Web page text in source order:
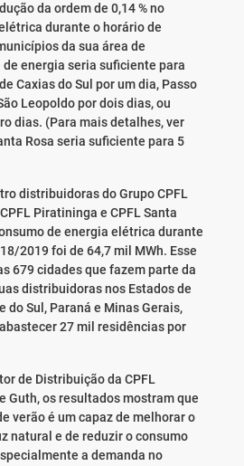
da ordem de 0,14 % no
durante o horário de
da sua área de
de energia seria suficiente para
Caxias do Sul por um dia, Passo
Leopoldo por dois dias, ou
dias. (Para mais detalhes, ver
Rosa seria suficiente para 5
distribuidoras do Grupo CPFL
Piratininga e CPFL Santa
de energia elétrica durante
2019 foi de 64,7 mil MWh. Esse
679 cidades que fazem parte da
distribuidoras nos Estados de
do Sul, Paraná e Minas Gerais,
27 mil residências por
de Distribuição da CPFL
Guth, os resultados mostram que
verão é um capaz de melhorar o
natural e de reduzir o consumo
a demanda no